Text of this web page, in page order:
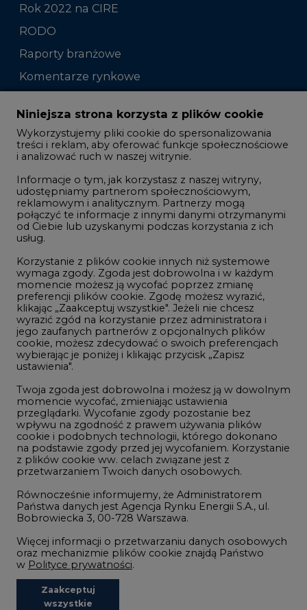
Rok 2022 na CIRE
RODO
Raporty branżowe
Komentarze rynkowe
Zmiany kadrowe na rynku
Studio CIRE
Rozmowy o energetyce
Gospodarka
Geopolityka
LTE450
Innowacje i AI
Telekomunikacja i IT
Handel emisjami CO2
Wodór
Górnictwo
Atom
Fotowoltaika
Offshore wind
Zielone samorządy
Zielona gospodarka
©2002- 2021 - 2026
Niniejsza strona korzysta z plików cookie
Wykorzystujemy pliki cookie do spersonalizowania
treści i reklam, aby oferować funkcje społecznościowe
i analizować ruch w naszej witrynie.
Informacje o tym, jak korzystasz z naszej witryny,
udostępniamy partnerom społecznościowym,
reklamowym i analitycznym. Partnerzy mogą
połączyć te informacje z innymi danymi otrzymanymi
od Ciebie lub uzyskanymi podczas korzystania z ich
usług.
Korzystanie z plików cookie innych niż systemowe
wymaga zgody. Zgoda jest dobrowolna i w każdym
momencie możesz ją wycofać poprzez zmianę
preferencji plików cookie. Zgodę możesz wyrazić,
klikając „Zaakceptuj wszystkie". Jeżeli nie chcesz
wyrazić zgód na korzystanie przez administratora i
jego zaufanych partnerów z opcjonalnych plików
cookie, możesz zdecydować o swoich preferencjach
wybierając je poniżej i klikając przycisk „Zapisz
ustawienia".
Twoja zgoda jest dobrowolna i możesz ją w dowolnym
momencie wycofać, zmieniając ustawienia
przeglądarki. Wycofanie zgody pozostanie bez
wpływu na zgodność z prawem używania plików
cookie i podobnych technologii, którego dokonano
na podstawie zgody przed jej wycofaniem. Korzystanie
z plików cookie ww. celach związane jest z
przetwarzaniem Twoich danych osobowych.
Równocześnie informujemy, że Administratorem
Państwa danych jest Agencja Rynku Energii S.A., ul.
Bobrowiecka 3, 00-728 Warszawa.
Więcej informacji o przetwarzaniu danych osobowych
oraz mechanizmie plików cookie znajdą Państwo
w Polityce prywatności.
Zaakceptuj
wszystkie